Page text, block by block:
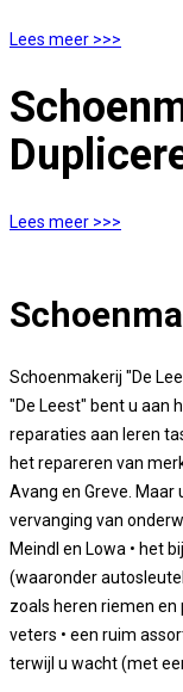
Lees meer >>>
Lees meer >>>
Schoenmakerij "De
"De Leest" bent u aan
reparaties aan leren
het repareren van
Avang en Greve. Maar
vervanging van
Meindl en Lowa • het
(waaronder
zoals heren riemen en
veters • een ruim
terwijl u wacht (met